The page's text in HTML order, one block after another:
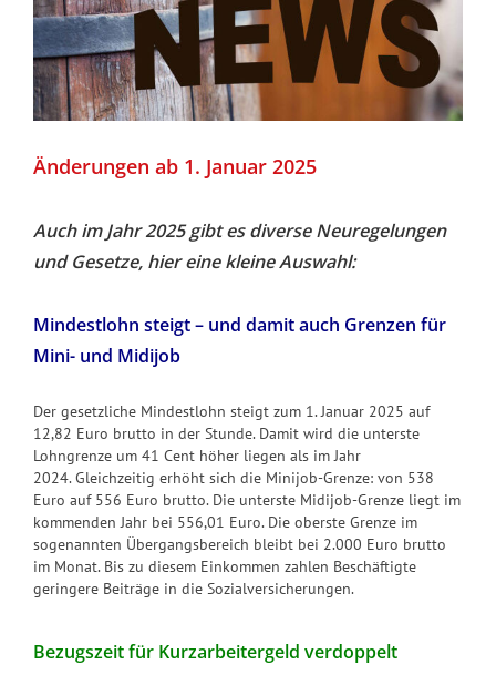
Änderungen ab 1. Januar 2025
Auch im Jahr 2025 gibt es diverse Neuregelungen
und Gesetze, hier eine kleine Auswahl:
Mindestlohn steigt – und damit auch Grenzen für
Mini- und Midijob
Der gesetzliche Mindestlohn steigt zum 1. Januar 2025 auf
12,82 Euro brutto in der Stunde. Damit wird die unterste
Lohngrenze um 41 Cent höher liegen als im Jahr
2024. Gleichzeitig erhöht sich die Minijob-Grenze: von 538
Euro auf 556 Euro brutto. Die unterste Midijob-Grenze liegt im
kommenden Jahr bei 556,01 Euro. Die oberste Grenze im
sogenannten Übergangsbereich bleibt bei 2.000 Euro brutto
im Monat. Bis zu diesem Einkommen zahlen Beschäftigte
geringere Beiträge in die Sozialversicherungen.
Bezugszeit für Kurzarbeitergeld verdoppelt